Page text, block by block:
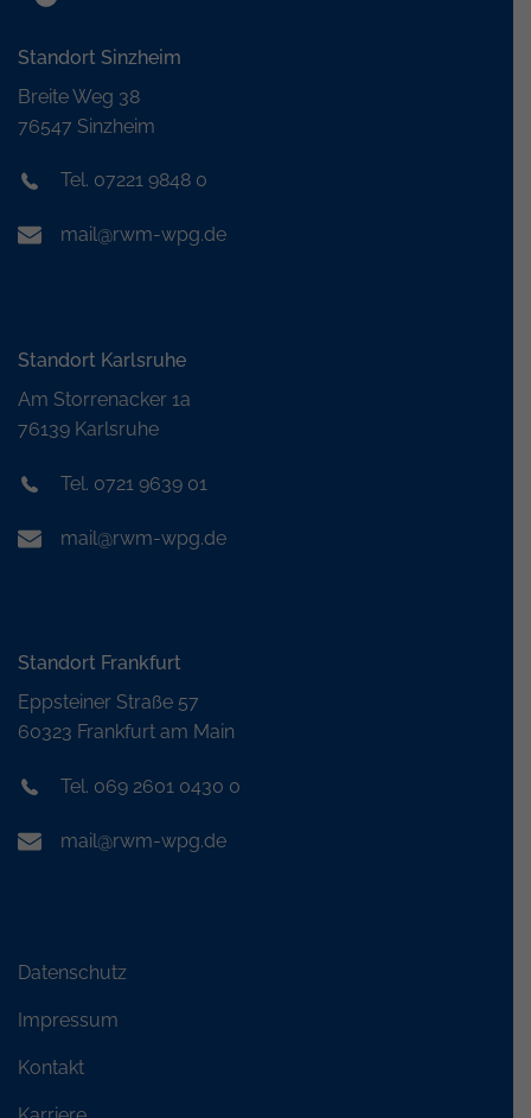
Standort Sinzheim
Breite Weg 38
76547 Sinzheim
Tel. 07221 9848 0
mail@rwm-wpg.de
Standort Karlsruhe
Am Storrenacker 1a
76139 Karlsruhe
Tel. 0721 9639 01
mail@rwm-wpg.de
Standort Frankfurt
Eppsteiner Straße 57
60323 Frankfurt am Main
Tel. 069 2601 0430 0
mail@rwm-wpg.de
Datenschutz
Impressum
Kontakt